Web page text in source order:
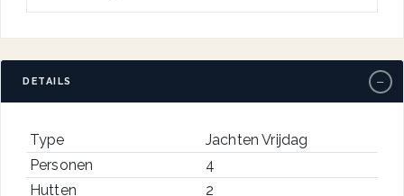
DETAILS −
Type
Jachten Vrijdag
Personen
4
Hutten
2